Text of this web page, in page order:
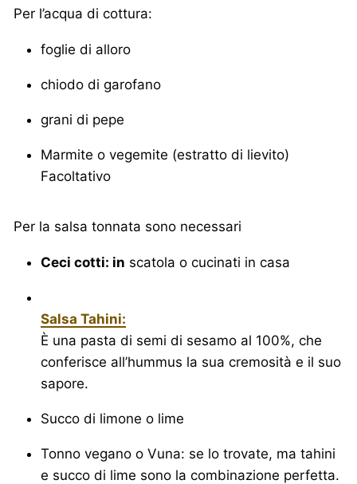
Per l’acqua di cottura:
foglie di alloro
chiodo di garofano
grani di pepe
Marmite o vegemite (estratto di lievito)
Facoltativo
Per la salsa tonnata sono necessari
Ceci cotti: in scatola o cucinati in casa
Salsa Tahini:
È una pasta di semi di sesamo al 100%, che
conferisce all’hummus la sua cremosità e il suo
sapore.
Succo di limone o lime
Tonno vegano o Vuna: se lo trovate, ma tahini
e succo di lime sono la combinazione perfetta.